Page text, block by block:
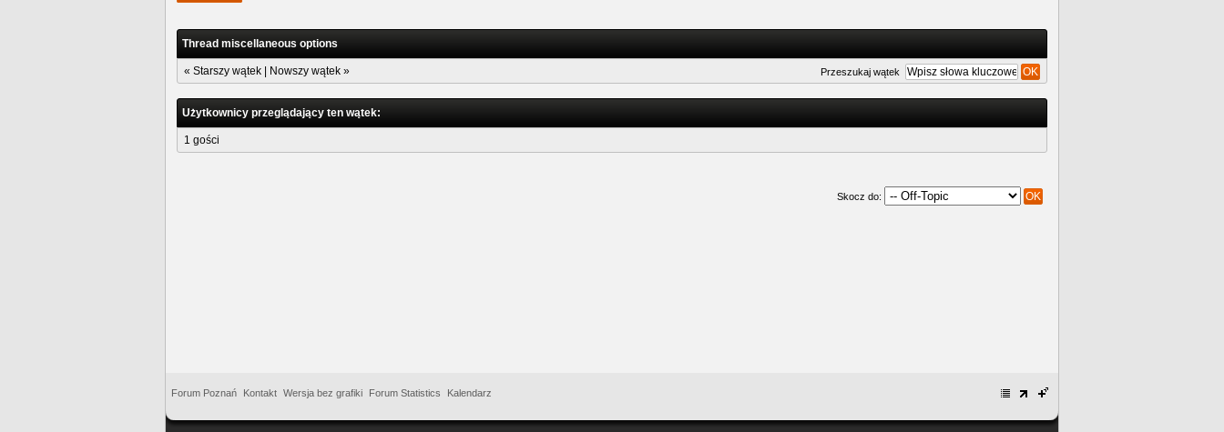
Thread miscellaneous options
« Starszy wątek Nowszy wątek » Przeszukaj wątek
Użytkownicy przeglądający ten wątek:
1 gości
Skocz do:
Forum Poznań Kontakt Wersja bez grafiki Forum Statistics Kalendarz